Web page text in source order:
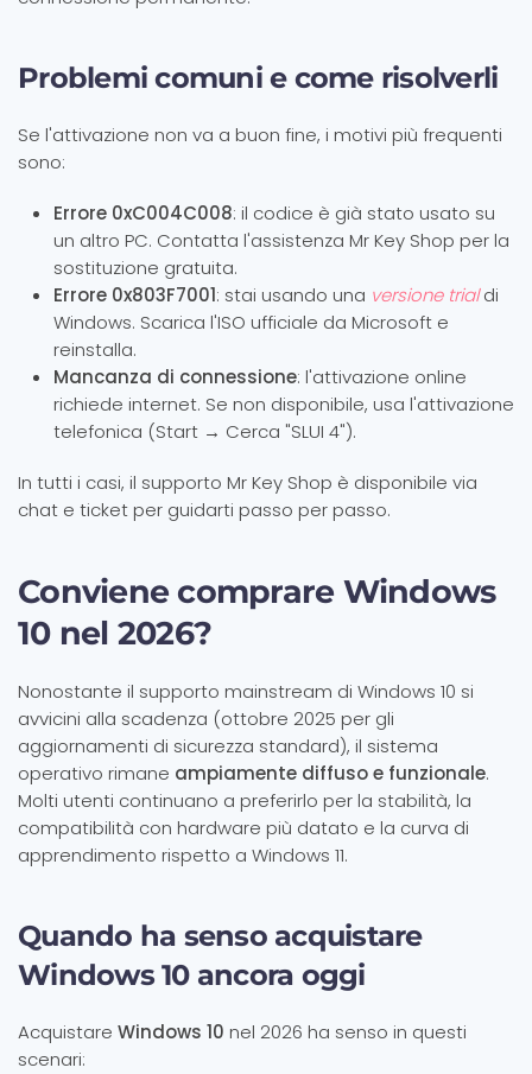
Problemi comuni e come risolverli
Se l'attivazione non va a buon fine, i motivi più frequenti
sono:
Errore 0xC004C008: il codice è già stato usato su
un altro PC. Contatta l'assistenza Mr Key Shop per la
sostituzione gratuita.
Errore 0x803F7001: stai usando una versione trialdi
Windows. Scarica l'ISO ufficiale da Microsoft e
reinstalla.
Mancanza di connessione: l'attivazione online
richiede internet. Se non disponibile, usa l'attivazione
telefonica (Start → Cerca "SLUI 4").
In tutti i casi, il supporto Mr Key Shop è disponibile via
chat e ticket per guidarti passo per passo.
Conviene comprare Windows
10 nel 2026?
Nonostante il supporto mainstream di Windows 10 si
avvicini alla scadenza (ottobre 2025 per gli
aggiornamenti di sicurezza standard), il sistema
operativo rimane ampiamente diffuso e funzionale.
Molti utenti continuano a preferirlo per la stabilità, la
compatibilità con hardware più datato e la curva di
apprendimento rispetto a Windows 11.
Quando ha senso acquistare
Windows 10 ancora oggi
Acquistare Windows 10 nel 2026 ha senso in questi
scenari: